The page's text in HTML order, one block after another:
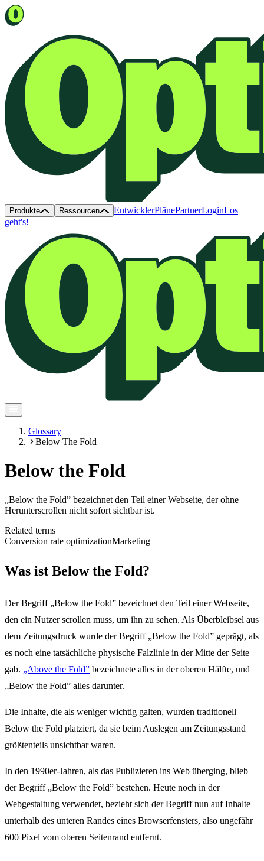
Produkte Ressourcen EntwicklerPlänePartnerLoginLos
geht's!
Glossary
Below The Fold
Below the Fold
„Below the Fold” bezeichnet den Teil einer Webseite, der ohne
Herunterscrollen nicht sofort sichtbar ist.
Related terms
Conversion rate optimizationMarketing
Was ist Below the Fold?
Der Begriff „Below the Fold” bezeichnet den Teil einer Webseite,
den ein Nutzer scrollen muss, um ihn zu sehen. Als Überbleibsel aus
dem Zeitungsdruck wurde der Begriff „Below the Fold” geprägt, als
es noch eine tatsächliche physische Falzlinie in der Mitte der Seite
gab. „Above the Fold” bezeichnete alles in der oberen Hälfte, und
„Below the Fold” alles darunter.
Die Inhalte, die als weniger wichtig galten, wurden traditionell
Below the Fold platziert, da sie beim Auslegen am Zeitungsstand
größtenteils unsichtbar waren.
In den 1990er-Jahren, als das Publizieren ins Web überging, blieb
der Begriff „Below the Fold” bestehen. Heute noch in der
Webgestaltung verwendet, bezieht sich der Begriff nun auf Inhalte
unterhalb des unteren Randes eines Browserfensters, also ungefähr
600 Pixel vom oberen Seitenrand entfernt.